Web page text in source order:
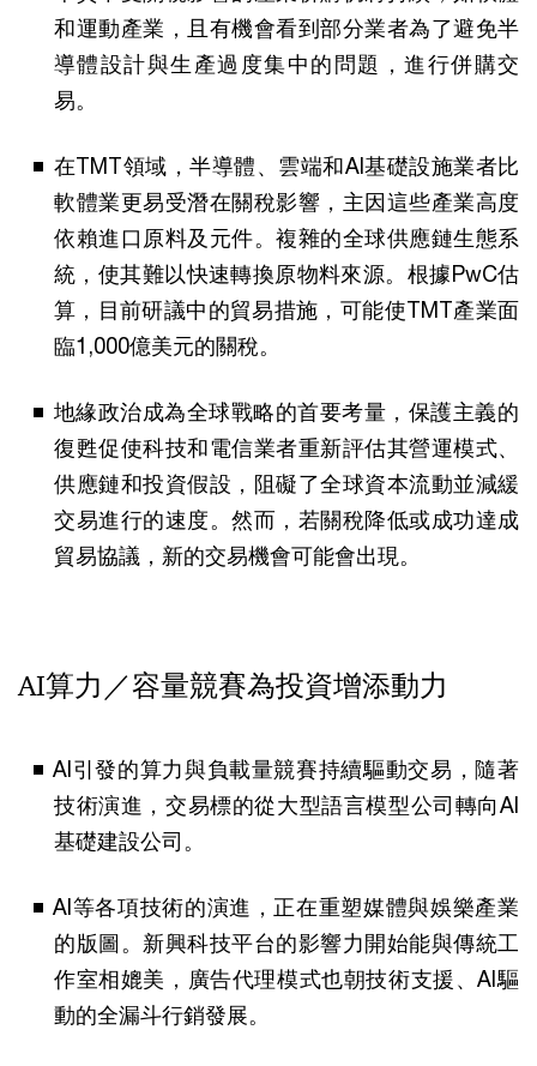
和運動產業，且有機會看到部分業者為了避免半
導體設計與生產過度集中的問題，進行併購交
易。
在TMT領域，半導體、雲端和AI基礎設施業者比
軟體業更易受潛在關稅影響，主因這些產業高度
依賴進口原料及元件。複雜的全球供應鏈生態系
統，使其難以快速轉換原物料來源。根據PwC估
算，目前研議中的貿易措施，可能使TMT產業面
臨1,000億美元的關稅。
地緣政治成為全球戰略的首要考量，保護主義的
復甦促使科技和電信業者重新評估其營運模式、
供應鏈和投資假設，阻礙了全球資本流動並減緩
交易進行的速度。然而，若關稅降低或成功達成
貿易協議，新的交易機會可能會出現。
AI算力／容量競賽為投資增添動力
AI引發的算力與負載量競賽持續驅動交易，隨著
技術演進，交易標的從大型語言模型公司轉向AI
基礎建設公司。
AI等各項技術的演進，正在重塑媒體與娛樂產業
的版圖。新興科技平台的影響力開始能與傳統工
作室相媲美，廣告代理模式也朝技術支援、AI驅
動的全漏斗行銷發展。